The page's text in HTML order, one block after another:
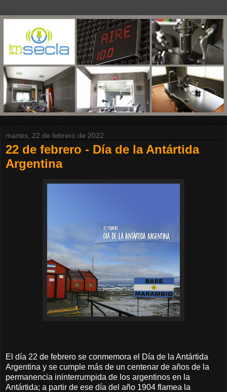
martes, 22 de febrero de 2022
22 de febrero - Día de la Antártida
Argentina
El día 22 de febrero se conmemora el Día de la Antártida
Argentina y se cumple más de un centenar de años de la
permanencia ininterrumpida de los argentinos en la
Antártida; a partir de ese día del año 1904 flamea la